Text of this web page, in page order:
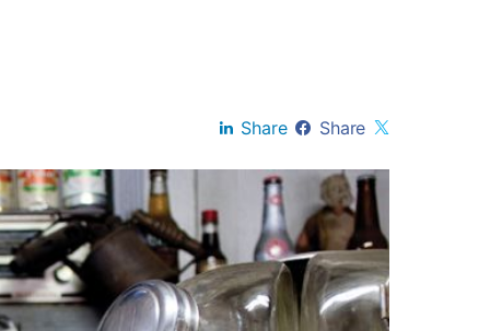
Share Share